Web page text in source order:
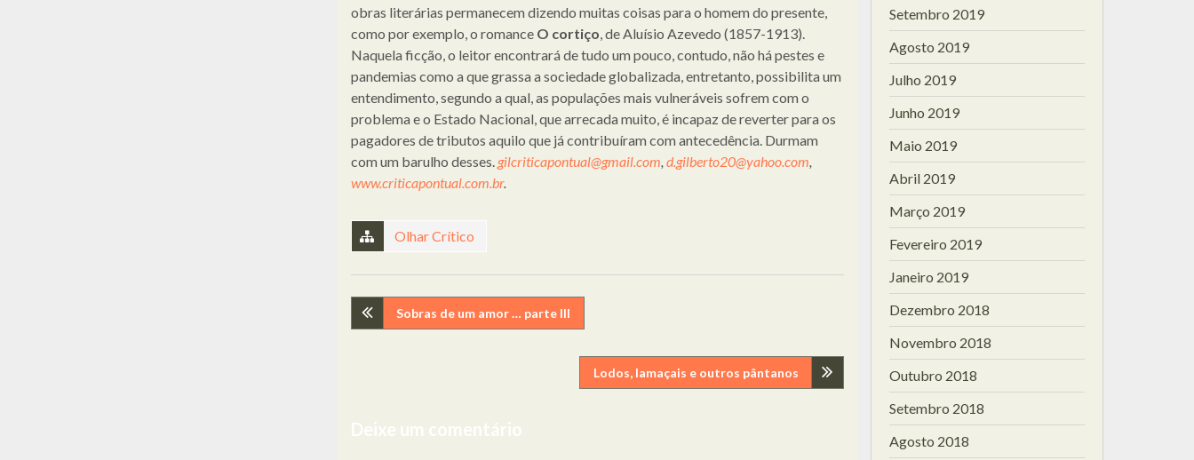
obras literárias permanecem dizendo muitas coisas para o homem do presente,
como por exemplo, o romance O cortiço, de Aluísio Azevedo (1857-1913).
Naquela ficção, o leitor encontrará de tudo um pouco, contudo, não há pestes e
pandemias como a que grassa a sociedade globalizada, entretanto, possibilita um
entendimento, segundo a qual, as populações mais vulneráveis sofrem com o
problema e o Estado Nacional, que arrecada muito, é incapaz de reverter para os
pagadores de tributos aquilo que já contribuíram com antecedência. Durmam
com um barulho desses. gilcriticapontual@gmail.com, d.gilberto20@yahoo.com,
www.criticapontual.com.br.
Olhar Crítico
Navegação
Sobras de um amor … parte III
Lodos, lamaçais e outros pântanos
Deixe um comentário
Setembro 2019
Agosto 2019
Julho 2019
Junho 2019
Maio 2019
Abril 2019
Março 2019
Fevereiro 2019
Janeiro 2019
Dezembro 2018
Novembro 2018
Outubro 2018
Setembro 2018
Agosto 2018